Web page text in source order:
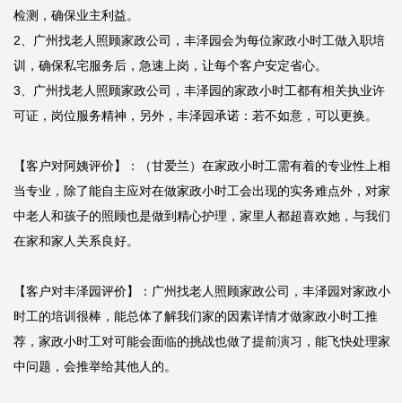
检测，确保业主利益。
2、广州找老人照顾家政公司，丰泽园会为每位家政小时工做入职培
训，确保私宅服务后，急速上岗，让每个客户安定省心。
3、广州找老人照顾家政公司，丰泽园的家政小时工都有相关执业许
可证，岗位服务精神，另外，丰泽园承诺：若不如意，可以更换。
【客户对阿姨评价】：（甘爱兰）在家政小时工需有着的专业性上相
当专业，除了能自主应对在做家政小时工会出现的实务难点外，对家
中老人和孩子的照顾也是做到精心护理，家里人都超喜欢她，与我们
在家和家人关系良好。
【客户对丰泽园评价】：广州找老人照顾家政公司，丰泽园对家政小
时工的培训很棒，能总体了解我们家的因素详情才做家政小时工推
荐，家政小时工对可能会面临的挑战也做了提前演习，能飞快处理家
中问题，会推举给其他人的。